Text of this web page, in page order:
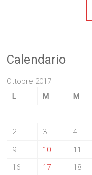
Calendario
Ottobre 2017
L
M M
2
3 4
9
10 11
16
17 18